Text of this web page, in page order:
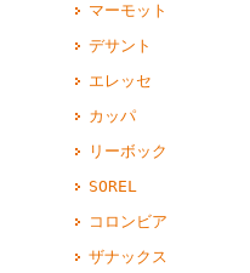
マーモット
デサント
エレッセ
カッパ
リーボック
SOREL
コロンビア
ザナックス